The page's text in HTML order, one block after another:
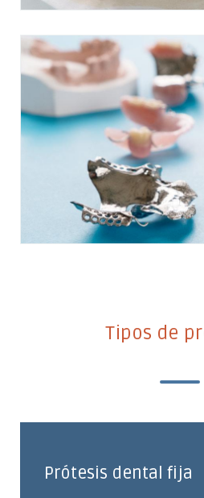
Tipos de
Prótesis dental fija